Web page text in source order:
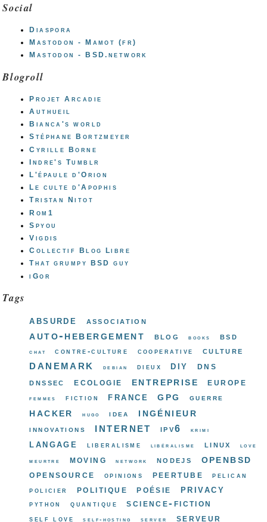
Social
Diaspora
Mastodon - Mamot (fr)
Mastodon - BSD.network
Blogroll
Projet Arcadie
Authueil
Bianca's world
Stéphane Bortzmeyer
Cyrille Borne
Indre's Tumblr
L'épaule d'Orion
Le culte d'Apophis
Tristan Nitot
Rom1
Spyou
Vigdis
Collectif Blog Libre
That grumpy BSD guy
iGor
Tags
absurde association
auto-hebergement blog books bsd
chat contre-culture cooperative culture
danemark debian dieux diy dns
dnssec ecologie entreprise europe
femmes fiction france gpg guerre
hacker hugo idea ingénieur
innovations internet ipv6 krimi
langage liberalisme libéralisme linux love
meurtre moving network nodejs openbsd
opensource opinions peertube
pelican
policier
politique poésie privacy
python quantique science-fiction
self love self-hosting server serveur